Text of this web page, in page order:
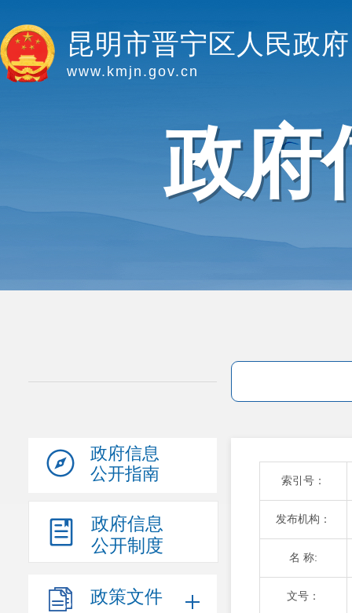
昆明市晋宁区人民政府
www.kmjn.gov.cn
政府
政府信息
公开指南
政府信息
公开制度
政策文件
索引号：
发布机构：
名 称:
文号：